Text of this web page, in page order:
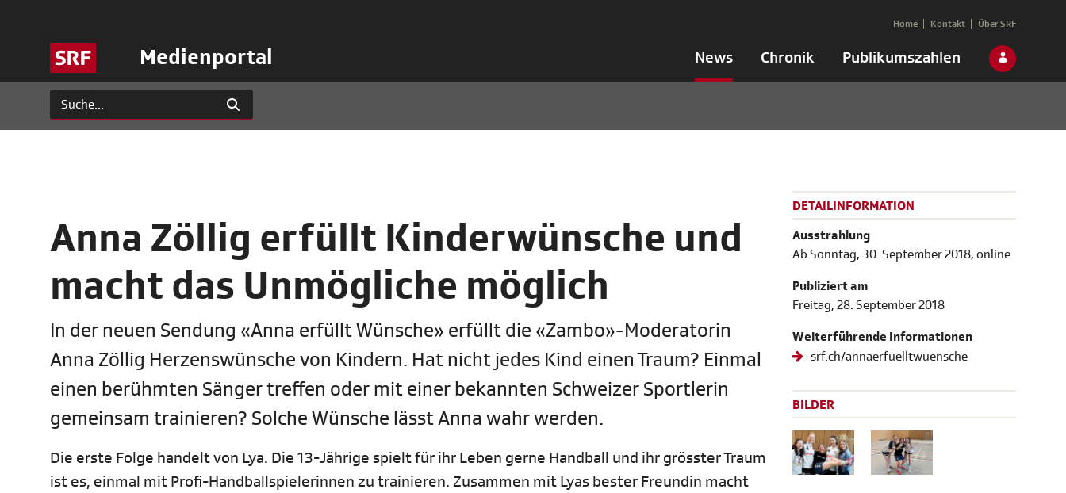
Medienportal News Chronik Publikumszahlen
Home Kontakt Über SRF
Anna Zöllig erfüllt Kinderwünsche und
macht das Unmögliche möglich
In der neuen Sendung «Anna erfüllt Wünsche» erfüllt die «Zambo»-Moderatorin
Anna Zöllig Herzenswünsche von Kindern. Hat nicht jedes Kind einen Traum? Einmal
einen berühmten Sänger treffen oder mit einer bekannten Schweizer Sportlerin
gemeinsam trainieren? Solche Wünsche lässt Anna wahr werden.
Die erste Folge handelt von Lya. Die 13-Jährige spielt für ihr Leben gerne Handball und ihr grösster Traum
ist es, einmal mit Profi-Handballspielerinnen zu trainieren. Zusammen mit Lyas bester Freundin macht
DETAILINFORMATION
Ausstrahlung
Ab Sonntag, 30. September 2018, online
Publiziert am
Freitag, 28. September 2018
Weiterführende Informationen
srf.ch/annaerfuelltwuensche
BILDER